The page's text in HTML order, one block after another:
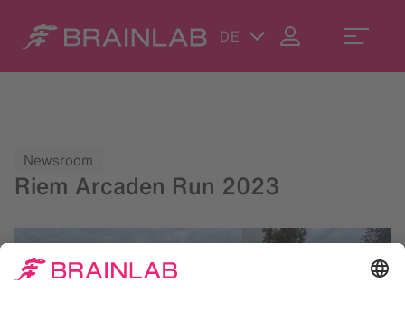
DE
Newsroom
Riem Arcaden Run 2023